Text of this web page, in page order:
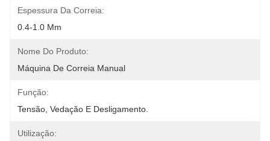
Espessura Da Correia:
0.4-1.0 Mm
Nome Do Produto:
Máquina De Correia Manual
Função:
Tensão, Vedação E Desligamento.
Utilização: